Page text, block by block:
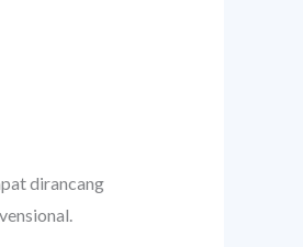
dirancang